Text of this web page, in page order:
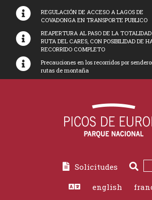
REGULACIÓN DE ACCESO A LAGOS DE
COVADONGA EN TRANSPORTE PUBLICO
REAPERTURA AL PASO DE LA
RUTA DEL CARES, CON POSIBILIDAD DE
RECORRIDO COMPLETO
Precauciones en los recorridos por
rutas de montaña
Solicitudes
english